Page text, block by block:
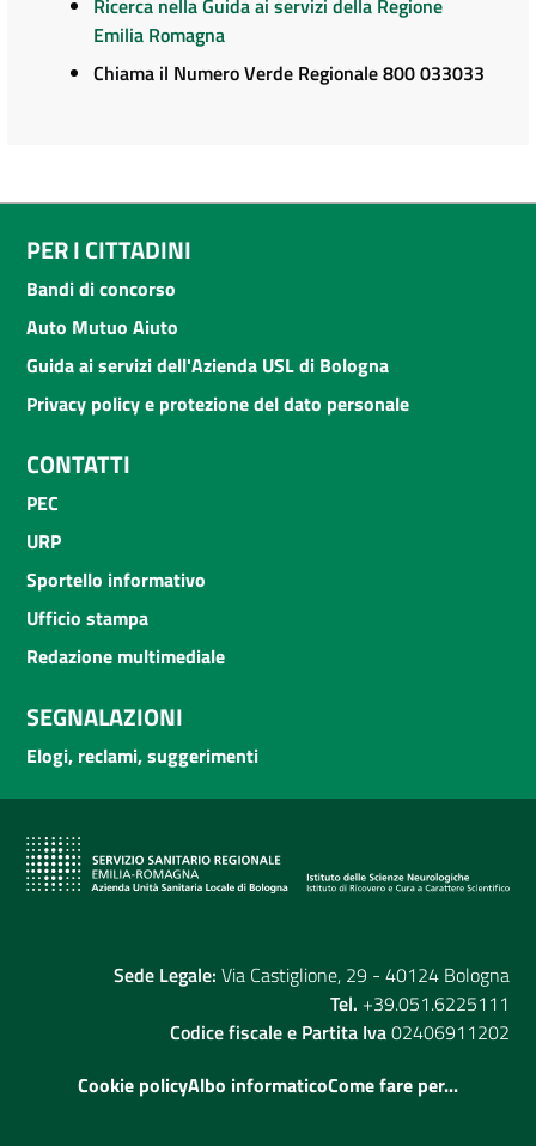
Ricerca nella Guida ai servizi della Regione
Emilia Romagna
Chiama il Numero Verde Regionale 800 033033
PER I CITTADINI
Bandi di concorso
Auto Mutuo Aiuto
Guida ai servizi dell'Azienda USL di Bologna
Privacy policy e protezione del dato personale
CONTATTI
PEC
URP
Sportello informativo
Ufficio stampa
Redazione multimediale
SEGNALAZIONI
Elogi, reclami, suggerimenti
Sede Legale: Via Castiglione, 29 - 40124 Bologna
Tel. +39.051.6225111
Codice fiscale e Partita Iva02406911202
Cookie policyAlbo informaticoCome fare per...